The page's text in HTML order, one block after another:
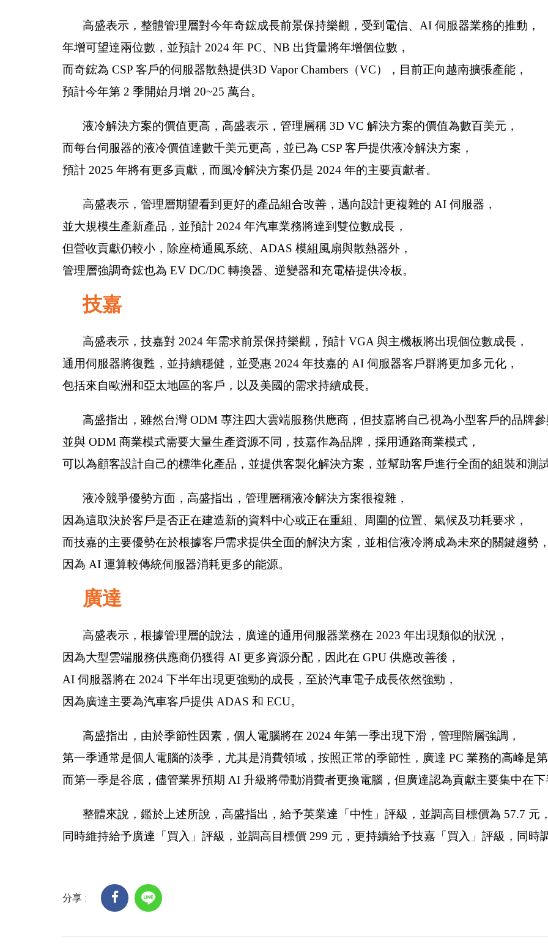
高盛表示，整體管理層對今年奇鋐成長前景保持樂觀，受到電信、AI 伺服器業務的推動，
年增可望達兩位數，並預計 2024 年 PC、NB 出貨量將年增個位數，
而奇鋐為 CSP 客戶的伺服器散熱提供3D Vapor Chambers（VC），目前正向越南擴張產能，
預計今年第 2 季開始月增 20~25 萬台。
液冷解決方案的價值更高，高盛表示，管理層稱 3D VC 解決方案的價值為數百美元，
而每台伺服器的液冷價值達數千美元更高，並已為 CSP 客戶提供液冷解決方案，
預計 2025 年將有更多貢獻，而風冷解決方案仍是 2024 年的主要貢獻者。
高盛表示，管理層期望看到更好的產品組合改善，邁向設計更複雜的 AI 伺服器，
並大規模生產新產品，並預計 2024 年汽車業務將達到雙位數成長，
但營收貢獻仍較小，除座椅通風系統、ADAS 模組風扇與散熱器外，
管理層強調奇鋐也為 EV DC/DC 轉換器、逆變器和充電樁提供冷板。
技嘉
高盛表示，技嘉對 2024 年需求前景保持樂觀，預計 VGA 與主機板將出現個位數成長，
通用伺服器將復甦，並持續穩健，並受惠 2024 年技嘉的 AI 伺服器客戶群將更加多元化，
包括來自歐洲和亞太地區的客戶，以及美國的需求持續成長。
高盛指出，雖然台灣 ODM 專注四大雲端服務供應商，但技嘉將自己視為小型客戶的品牌參
並與 ODM 商業模式需要大量生產資源不同，技嘉作為品牌，採用通路商業模式，
可以為顧客設計自己的標準化產品，並提供客製化解決方案，並幫助客戶進行全面的組裝和測試
液冷競爭優勢方面，高盛指出，管理層稱液冷解決方案很複雜，
因為這取決於客戶是否正在建造新的資料中心或正在重組、周圍的位置、氣候及功耗要求，
而技嘉的主要優勢在於根據客戶需求提供全面的解決方案，並相信液冷將成為未來的關鍵趨勢，
因為 AI 運算較傳統伺服器消耗更多的能源。
廣達
高盛表示，根據管理層的說法，廣達的通用伺服器業務在 2023 年出現類似的狀況，
因為大型雲端服務供應商仍獲得 AI 更多資源分配，因此在 GPU 供應改善後，
AI 伺服器將在 2024 下半年出現更強勁的成長，至於汽車電子成長依然強勁，
因為廣達主要為汽車客戶提供 ADAS 和 ECU。
高盛指出，由於季節性因素，個人電腦將在 2024 年第一季出現下滑，管理階層強調，
第一季通常是個人電腦的淡季，尤其是消費領域，按照正常的季節性，廣達 PC 業務的高峰是第
而第一季是谷底，儘管業界預期 AI 升級將帶動消費者更換電腦，但廣達認為貢獻主要集中在下
整體來說，鑑於上述所說，高盛指出，給予英業達「中性」評級，並調高目標價為 57.7 元，
同時維持給予廣達「買入」評級，並調高目標價 299 元，更持續給予技嘉「買入」評級，同時
分享 :